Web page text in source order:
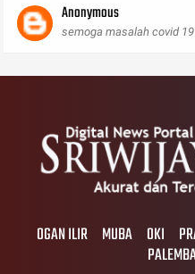
Anonymous
semoga masalah covid
OGAN ILIR MUBA OKI